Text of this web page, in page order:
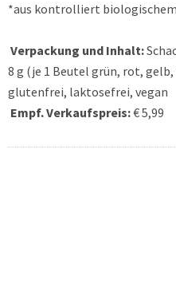
*aus kontrolliert
Verpackung und Inhalt:
8 g (je 1 Beutel grün, rot,
glutenfrei, laktosefrei, vegan
Empf. Verkaufspreis:€ 5,99